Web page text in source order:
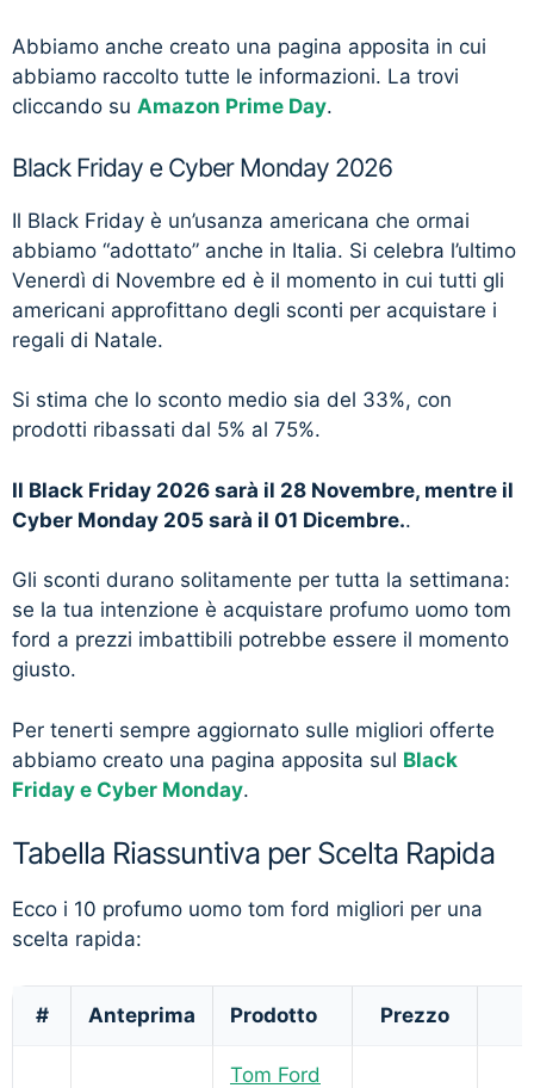
Abbiamo anche creato una pagina apposita in cui
abbiamo raccolto tutte le informazioni. La trovi
cliccando su Amazon Prime Day.
Black Friday e Cyber Monday 2026
Il Black Friday è un’usanza americana che ormai
abbiamo “adottato” anche in Italia. Si celebra l’ultimo
Venerdì di Novembre ed è il momento in cui tutti gli
americani approfittano degli sconti per acquistare i
regali di Natale.
Si stima che lo sconto medio sia del 33%, con
prodotti ribassati dal 5% al 75%.
Il Black Friday 2026 sarà il 28 Novembre, mentre il
Cyber Monday 205 sarà il 01 Dicembre..
Gli sconti durano solitamente per tutta la settimana:
se la tua intenzione è acquistare profumo uomo tom
ford a prezzi imbattibili potrebbe essere il momento
giusto.
Per tenerti sempre aggiornato sulle migliori offerte
abbiamo creato una pagina apposita sul Black
Friday e Cyber Monday.
Tabella Riassuntiva per Scelta Rapida
Ecco i 10 profumo uomo tom ford migliori per una
scelta rapida:
# Anteprima Prodotto Prezzo
Tom Ford